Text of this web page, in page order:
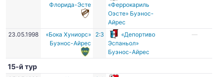
Флорида-Эсте
«Феррокариль
Оэсте» Буэнос-
Айрес
23.05.1998
«Бока Хуниорс»
Буэнос-Айрес
2:3
«Депортиво
Эспаньол»
Буэнос-Айрес
—
15-й тур